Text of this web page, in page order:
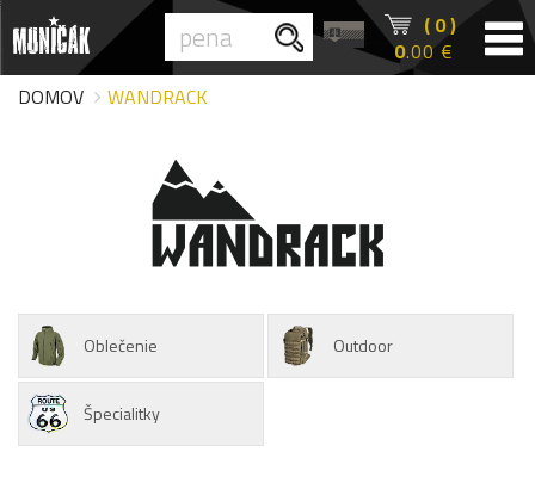
( 0 )
0.00 €
DOMOV
WANDRACK
Oblečenie Outdoor
Špecialitky